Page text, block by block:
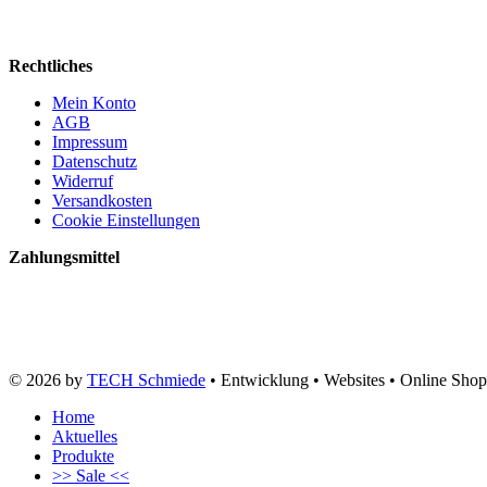
Rechtliches
Mein Konto
AGB
Impressum
Datenschutz
Widerruf
Versandkosten
Cookie Einstellungen
Zahlungsmittel
© 2026 by TECH Schmiede • Entwicklung • Websites • Online
Home
Aktuelles
Produkte
>> Sale <<